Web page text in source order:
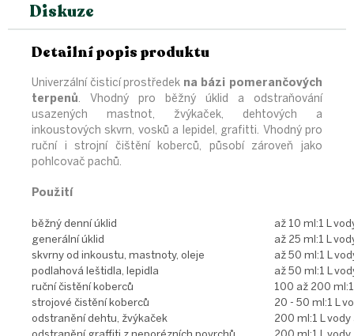
Diskuze
Detailní popis produktu
Univerzální čisticí prostředek na bázi pomerančových
terpenů. Vhodný pro běžný úklid a odstraňování
usazených mastnot, žvýkaček, dehtových a
inkoustových skvrn, vosků a lepidel, grafitti. Vhodný pro
ruční i strojní čištění koberců, působí zároveň jako
pohlcovač pachů.
Použití
běžný denní úklid
až 10 ml:1 L
generální úklid
až 25 ml:1 L
skvrny od inkoustu, mastnoty, oleje
až 50 ml:1 L
podlahová leštidla, lepidla
až 50 ml:1 L
ruční čistění koberců
100 až 200
strojové čistění koberců
20 - 50 ml:1 L
odstranění dehtu, žvýkaček
200 ml:1 L